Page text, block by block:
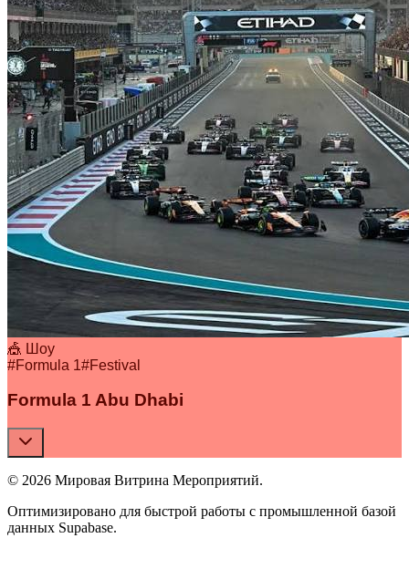
🎪 Шоу
#Formula 1#Festival
Formula 1 Abu Dhabi
© 2026 Мировая Витрина Мероприятий.
Оптимизировано для быстрой работы с промышленной базой
данных Supabase.